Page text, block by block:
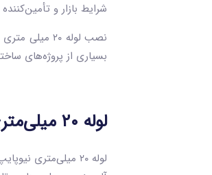
شرایط بازار و تأمین‌کننده ممکن
بسیاری از پروژه‌های
لوله ۲۰ میلی‌متری نیوپایپ چیست؟
لوله ۲۰ میلی‌متری